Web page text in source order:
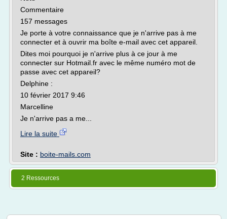
Commentaire
157 messages
Je porte à votre connaissance que je n'arrive pas à me
connecter et à ouvrir ma boîte e-mail avec cet appareil.
Dites moi pourquoi je n'arrive plus à ce jour à me
connecter sur Hotmail.fr avec le même numéro mot de
passe avec cet appareil?
Delphine :
10 février 2017 9:46
Marcelline
Je n'arrive pas a me...
Lire la suite
Site : boite-mails.com
2 Ressources